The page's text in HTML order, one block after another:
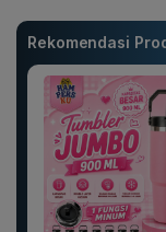
Rekomendasi